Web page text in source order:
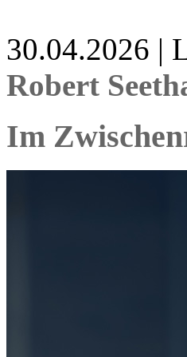
30.04.2026 |
Robert
Im